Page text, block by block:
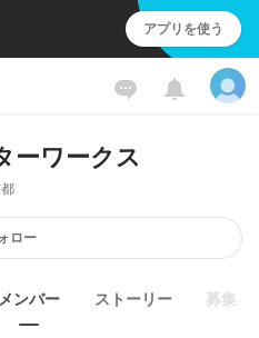
アプリを使う
ーワークス
ロー
メンバー ストーリー 募集